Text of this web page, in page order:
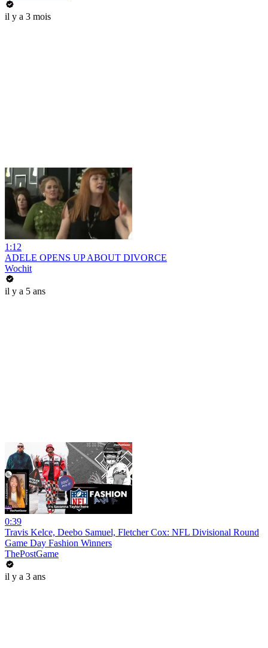
il y a 3 mois
1:12
ADELE OPENS UP ABOUT DIVORCE
Wochit
il y a 5 ans
0:39
Travis Kelce, Deebo Samuel, Fletcher Cox: NFL Divisional Round
Game Day Fashion Winners
ThePostGame
il y a 3 ans